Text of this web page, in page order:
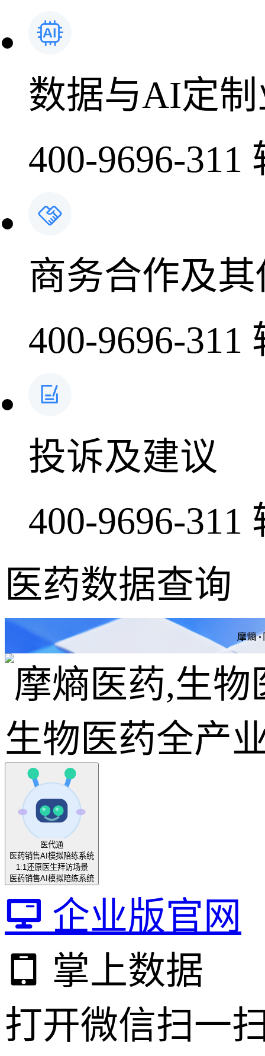
数据与AI定
400-9696-311
商务合作及
400-9696-311
投诉及建议
400-9696-311
医药数据查询
生物医药全产
医代通
医药销售AI模拟陪练系统
1:1还原医生拜访场景
医药销售AI模拟陪练系统
企业版官网
掌上数据
打开微信扫一